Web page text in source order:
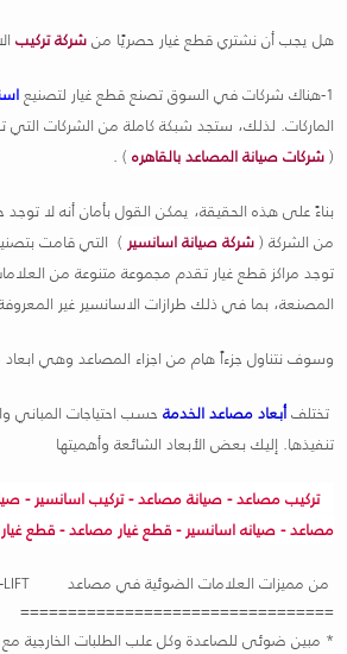
هل يجب أن نشتري قطع غيار حصريًا منشركة تركيب
1-هناك شركات في السوق تصنع قطع غيار لتصنيع
الماركات. لذلك، ستجد شبكة كاملة من الشركات التي
(شركات صيانة المصاعد بالقاهره ) .
بناءً على هذه الحقيقة، يمكن القول بأمان أنه لا
من الشركة (شركة صيانة اسانسير ) التي قامت
توجد مراكز قطع غيار تقدم مجموعة متنوعة من
المصنعة، بما في ذلك طرازات الاسانسير غير
وسوف نتناول جزءاً هام من اجزاء المصاعد وهي
تختلفأبعاد مصاعد الخدمة حسب احتياجات المباني
تنفيذها. إليك بعض الأبعاد الشائعة وأهميتها
تركيب مصاعد - صيانة مصاعد - تركيب اسانسير -
مصاعد - صيانه اسانسير - قطع غيار مصاعد - قطع غيار
من مميزات العلامات الضوئية في مصاعد
=================================
* مبين ضوئى للصاعدة وكل علب الطلبات الخارجية